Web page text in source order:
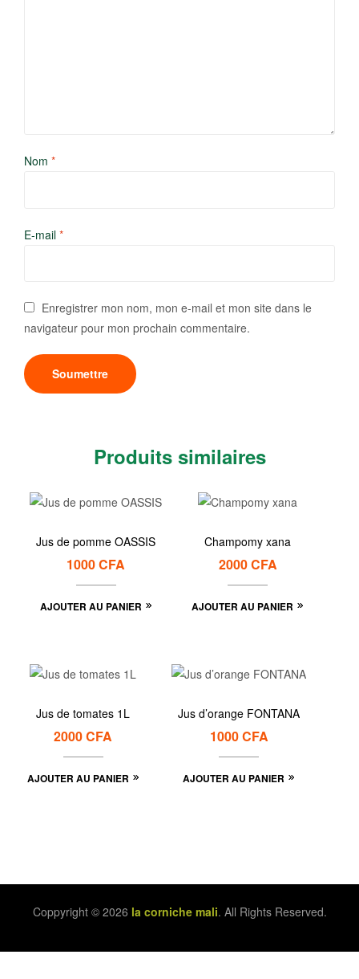
Nom *
E-mail *
Enregistrer mon nom, mon e-mail et mon site dans le
navigateur pour mon prochain commentaire.
Produits similaires
Jus de pomme OASSIS
1000CFA
AJOUTER AU PANIER
Champomy xana
2000CFA
AJOUTER AU PANIER
Jus de tomates 1L
2000CFA
AJOUTER AU PANIER
Jus d’orange FONTANA
1000CFA
AJOUTER AU PANIER
Coppyright © 2026 la corniche mali. All Rights Reserved.